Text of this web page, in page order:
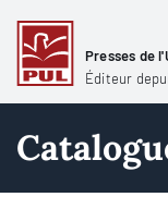
Presses de
Éditeur